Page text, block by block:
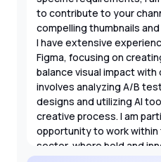
to contribute to your
compelling thumbnails
I have extensive
Figma, focusing on
balance visual impact with
involves analyzing A/B
designs and utilizing AI
creative process. I am
opportunity to work
sector, where bold and